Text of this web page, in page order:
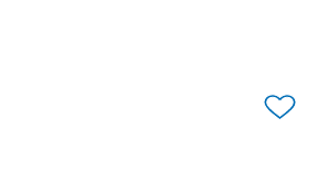
favorite_border